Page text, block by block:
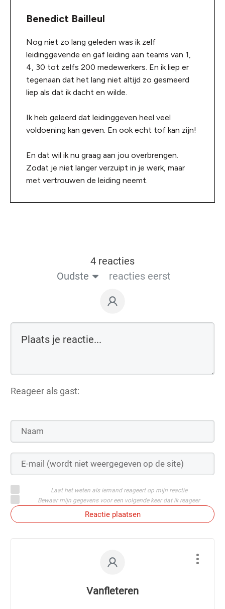
Benedict Bailleul
Nog niet zo lang geleden was ik zelf
leidinggevende en gaf leiding aan teams van 1,
4, 30 tot zelfs 200 medewerkers. En ik liep er
tegenaan dat het lang niet altijd zo gesmeerd
liep als dat ik dacht en wilde.
Ik heb geleerd dat leidinggeven heel veel
voldoening kan geven. En ook echt tof kan zijn!
En dat wil ik nu graag aan jou overbrengen.
Zodat je niet langer verzuipt in je werk, maar
met vertrouwen de leiding neemt.
4 reacties
Oudste
reacties eerst
Reageer als gast:
Laat het weten als iemand reageert op mijn reactie
Bewaar mijn gegevens voor een volgende keer dat ik reageer
Reactie plaatsen
Vanfleteren